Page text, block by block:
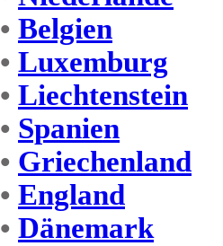
• Belgien
• Luxemburg
• Liechtenstein
• Spanien
• Griechenland
• England
• Dänemark